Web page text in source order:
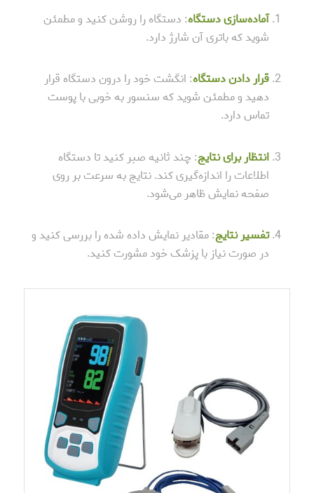
آماده‌سازی دستگاه: دستگاه را روشن کنید و مطمئن
شوید که باتری آن شارژ دارد.
قرار دادن دستگاه: انگشت خود را درون دستگاه قرار
دهید و مطمئن شوید که سنسور به خوبی با پوست
تماس دارد.
انتظار برای نتایج: چند ثانیه صبر کنید تا دستگاه
اطلاعات را اندازه‌گیری کند. نتایج به سرعت بر روی
صفحه نمایش ظاهر می‌شود.
تفسیر نتایج: مقادیر نمایش داده شده را بررسی کنید و
در صورت نیاز با پزشک خود مشورت کنید.